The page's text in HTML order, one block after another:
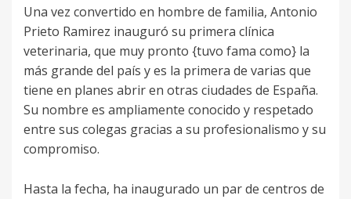
Una vez convertido en hombre de familia, Antonio
Prieto Ramirez inauguró su primera clínica
veterinaria, que muy pronto {tuvo fama como} la
más grande del país y es la primera de varias que
tiene en planes abrir en otras ciudades de España.
Su nombre es ampliamente conocido y respetado
entre sus colegas gracias a su profesionalismo y su
compromiso.
Hasta la fecha, ha inaugurado un par de centros de